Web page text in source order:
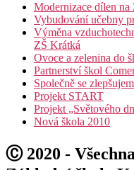
Modernizace dílen na
Vybudování učebny
Výměna
ZŠ Krátká
Ovoce a zelenina do
Partnerství škol
Společně se
Projekt START
Projekt „Světového
Nová škola 2010
Ⓒ 2020 -